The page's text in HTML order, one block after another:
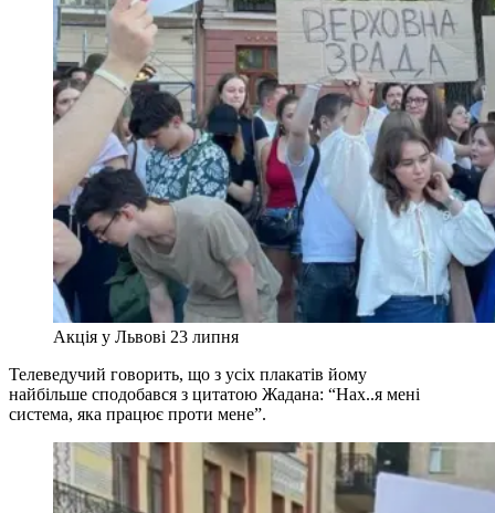
Акція у Львові 23 липня
Телеведучий говорить, що з усіх плакатів йому
найбільше сподобався з цитатою Жадана: “Нах..я мені
система, яка працює проти мене”.